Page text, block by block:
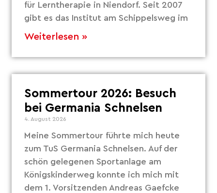
für Lerntherapie in Niendorf. Seit 2007
gibt es das Institut am Schippelsweg im
Weiterlesen »
Sommertour 2026: Besuch
bei Germania Schnelsen
4. August 2026
Meine Sommertour führte mich heute
zum TuS Germania Schnelsen. Auf der
schön gelegenen Sportanlage am
Königskinderweg konnte ich mich mit
dem 1. Vorsitzenden Andreas Gaefcke